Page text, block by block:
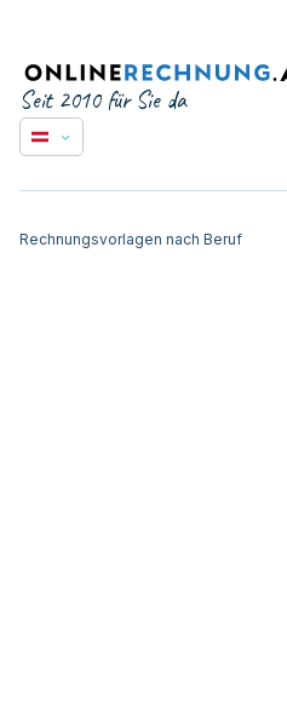
Seit 2010 für Sie da
Rechnungsvorlagen nach Beruf